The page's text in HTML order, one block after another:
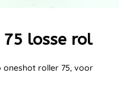
losse rol
roller 75, voor